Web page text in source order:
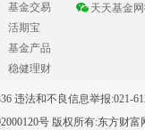
基金交易
活期宝
基金产品
稳健理财
天天基金
违法和不良信息举报:021-
号版权所有:东方财富